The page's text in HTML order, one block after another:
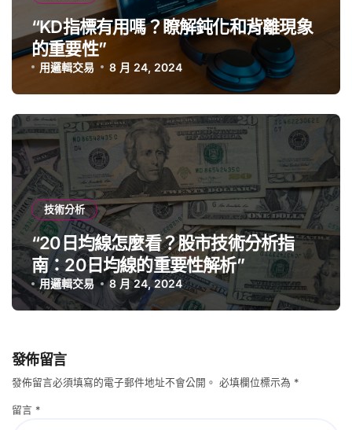
“KD指標有用嗎？瞭解鈍化和背離現象
的重要性”
用邏輯交易 8 月 24, 2024
技術分析
“20日均線怎麼看？股市技術分析指
南：20日均線的重要性解析”
用邏輯交易 8 月 24, 2024
發佈留言
發佈留言必須填寫的電子郵件地址不會公開。 必填欄位標示為 *
留言 *